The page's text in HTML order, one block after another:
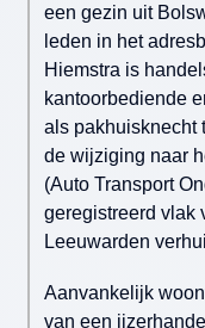
een gezin uit
leden in het
Hiemstra is
kantoorbediende
als pakhuisknecht
de wijziging naar
(Auto Transport
geregistreerd vlak
Leeuwarden
Aanvankelijk
van een